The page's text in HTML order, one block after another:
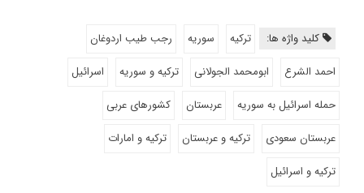
کلید واژه ها: ترکیه سوریه
رجب طیب اردوغان
احمد الشرع
ابومحمد الجولانی ترکیه و سوریه
اسرائیل
حمله اسرائیل به سوریه
عربستان
کشورهای عربی
عربستان سعودی
ترکیه و عربستان
ترکیه و امارات
ترکیه و اسرائیل